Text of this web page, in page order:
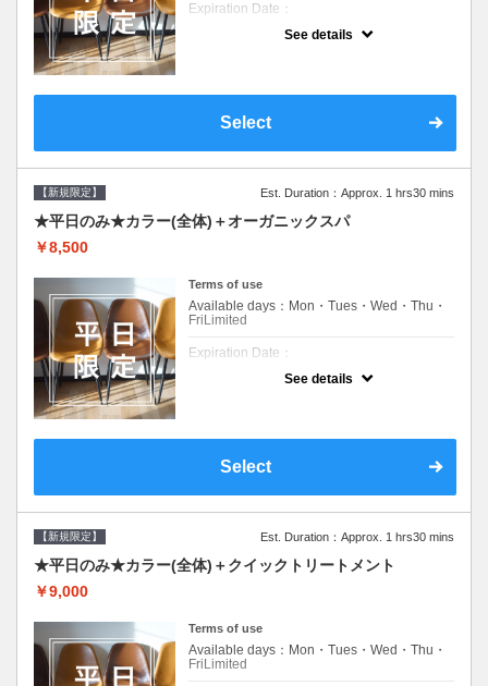
Expiration Date：
新規限定の平日のみのクーポンです★
平日クーポン●シャンプーブロー込●ロング料
提案させて頂きます●選べるシャンプー付き●
See details
Select
【新規限定】 Est. Duration：Approx. 1 hrs30 mins
★平日のみ★カラー(全体)＋オーガニックスパ
￥8,500
Terms of use
Available days：Mon・Tues・Wed・Thu・
FriLimited
Expiration Date：
新規限定の平日のみのクーポンです★
平日クーポン●シャンプーブロー込●ロング料
提案させて頂きます●選べるシャンプー付き●
See details
Select
【新規限定】 Est. Duration：Approx. 1 hrs30 mins
★平日のみ★カラー(全体)＋クイックトリートメント
￥9,000
Terms of use
Available days：Mon・Tues・Wed・Thu・
FriLimited